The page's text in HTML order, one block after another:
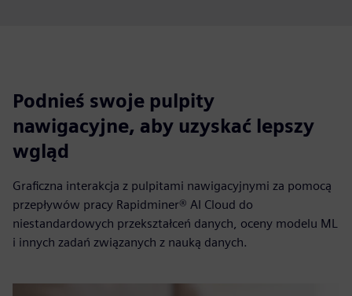
Podnieś swoje pulpity
nawigacyjne, aby uzyskać lepszy
wgląd
Graficzna interakcja z pulpitami nawigacyjnymi za pomocą
przepływów pracy Rapidminer® AI Cloud do
niestandardowych przekształceń danych, oceny modelu ML
i innych zadań związanych z nauką danych.